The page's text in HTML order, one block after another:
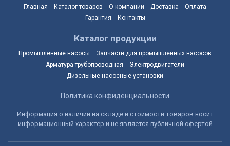
Главная Каталог товаров О компании Доставка
Оплата
Гарантия
Контакты
Каталог продукции
Промышленные насосы
Запчасти для промышленных насосов
Арматура трубопроводная
Электродвигатели
Дизельные насосные установки
Политика конфиденциальности
Информация о наличии на складе и стоимости товаров носит
информационный характер и не является публичной офертой